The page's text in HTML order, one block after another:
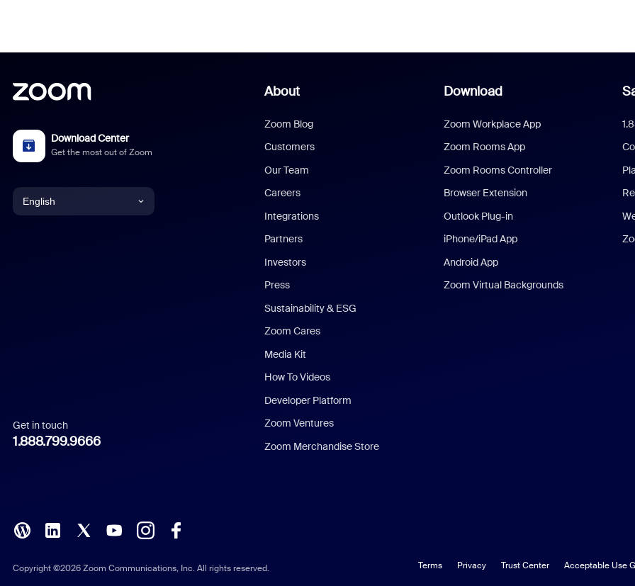
Download Center
Get the most out of Zoom
English
Italian
Polish
Get in touch
1.888.799.9666
About
Zoom Blog
Customers
Our Team
Careers
Integrations
Partners
Investors
Press
Sustainability & ESG
Zoom Cares
Media Kit
How To Videos
Developer Platform
Zoom Ventures
Zoom Merchandise Store
Download
Zoom Workplace App
Zoom Rooms App
Zoom Rooms Controller
Browser Extension
Outlook Plug-in
iPhone/iPad App
Android App
Zoom Virtual Backgrounds
Copyright ©2026 Zoom Communications, Inc. All rights reserved. Terms Privacy Trust Center Acceptable Use